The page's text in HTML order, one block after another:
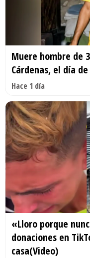
Muere hombre de
Cárdenas, el día
Hace 1 día
«Lloro porque
donaciones en
casa(Video)